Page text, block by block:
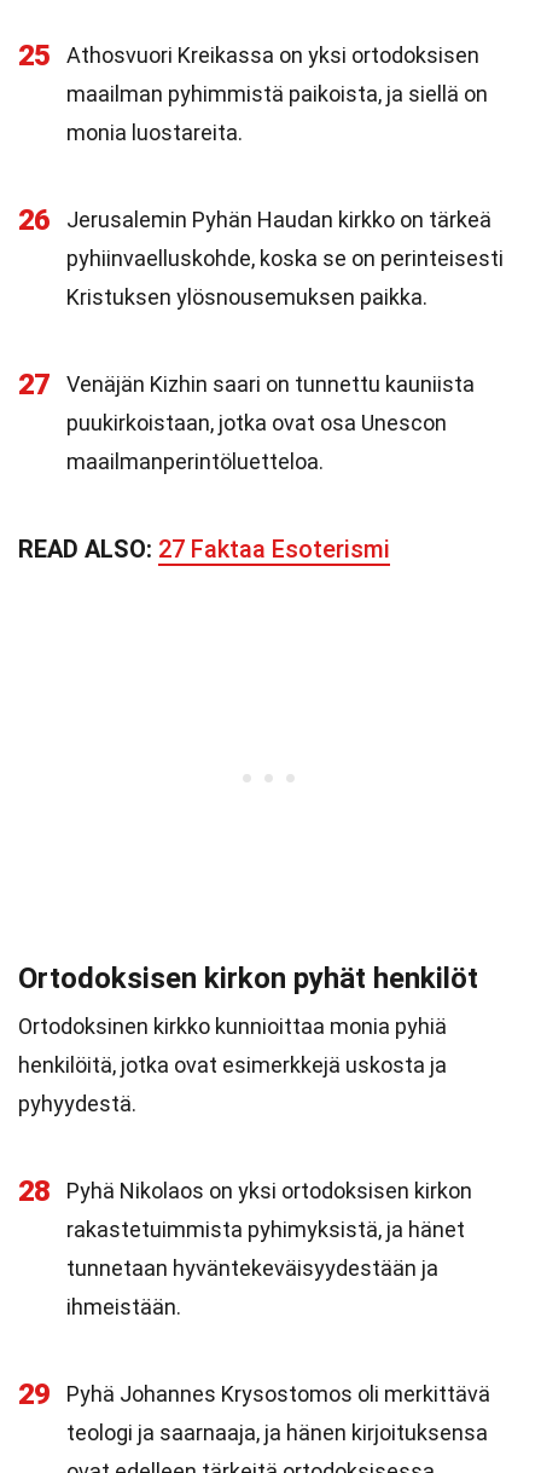
25
Athosvuori Kreikassa on yksi ortodoksisen
maailman pyhimmistä paikoista, ja siellä on
monia luostareita.
26
Jerusalemin Pyhän Haudan kirkko on tärkeä
pyhiinvaelluskohde, koska se on perinteisesti
Kristuksen ylösnousemuksen paikka.
27
Venäjän Kizhin saari on tunnettu kauniista
puukirkoistaan, jotka ovat osa Unescon
maailmanperintöluetteloa.
READ ALSO: 27 Faktaa Esoterismi
Ortodoksisen kirkon pyhät henkilöt
Ortodoksinen kirkko kunnioittaa monia pyhiä
henkilöitä, jotka ovat esimerkkejä uskosta ja
pyhyydestä.
28
Pyhä Nikolaos on yksi ortodoksisen kirkon
rakastetuimmista pyhimyksistä, ja hänet
tunnetaan hyväntekeväisyydestään ja
ihmeistään.
29
Pyhä Johannes Krysostomos oli merkittävä
teologi ja saarnaaja, ja hänen kirjoituksensa